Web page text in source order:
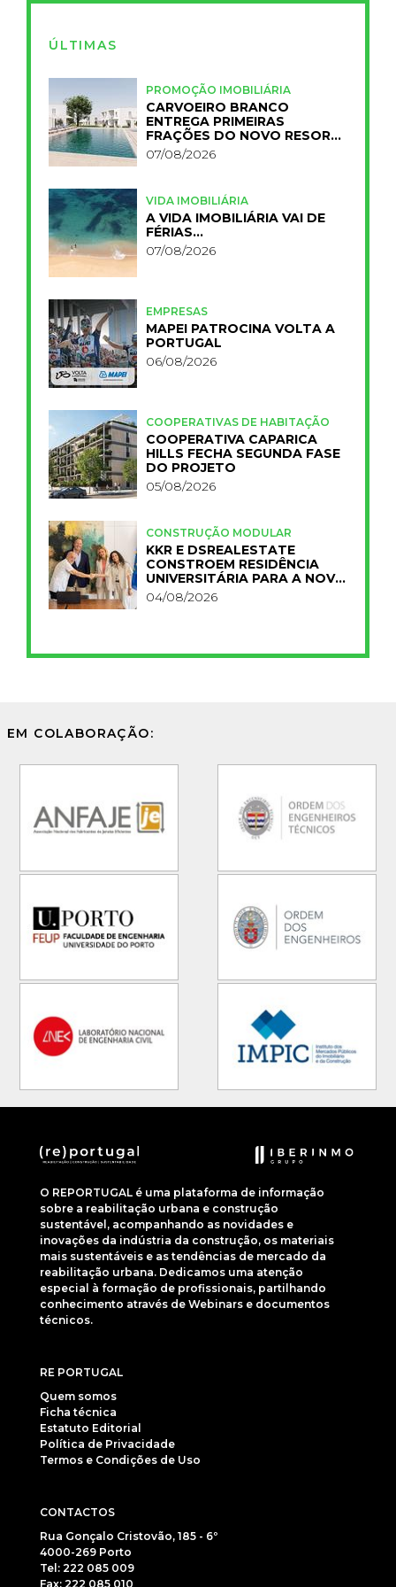
ÚLTIMAS
PROMOÇÃO IMOBILIÁRIA
CARVOEIRO BRANCO
ENTREGA PRIMEIRAS
FRAÇÕES DO NOVO RESORT
PRIMELIFE
07/08/2026
VIDA IMOBILIÁRIA
A VIDA IMOBILIÁRIA VAI DE
FÉRIAS…
07/08/2026
EMPRESAS
MAPEI PATROCINA VOLTA A
PORTUGAL
06/08/2026
COOPERATIVAS DE HABITAÇÃO
COOPERATIVA CAPARICA
HILLS FECHA SEGUNDA FASE
DO PROJETO
05/08/2026
CONSTRUÇÃO MODULAR
KKR E DSREALESTATE
CONSTROEM RESIDÊNCIA
UNIVERSITÁRIA PARA A NOVA
FCT
04/08/2026
EM COLABORAÇÃO:
O REPORTUGAL é uma plataforma de informação
sobre a reabilitação urbana e construção
sustentável, acompanhando as novidades e
inovações da indústria da construção, os materiais
mais sustentáveis e as tendências de mercado da
reabilitação urbana. Dedicamos uma atenção
especial à formação de profissionais, partilhando
conhecimento através de Webinars e documentos
técnicos.
RE PORTUGAL
Quem somos
Ficha técnica
Estatuto Editorial
Política de Privacidade
Termos e Condições de Uso
CONTACTOS
Rua Gonçalo Cristovão, 185 - 6º
4000-269 Porto
Tel: 222 085 009
Fax: 222 085 010